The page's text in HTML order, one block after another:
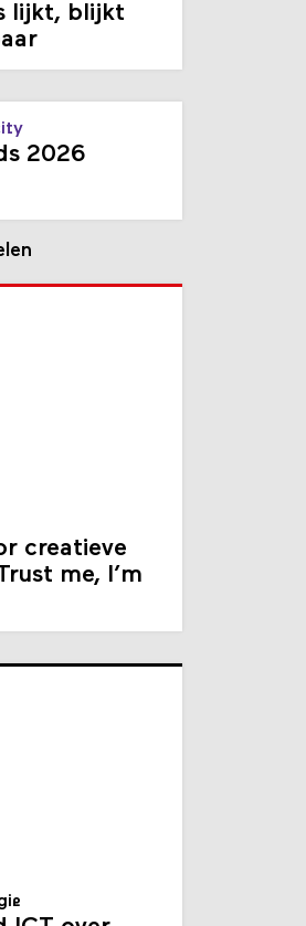
lijkt, blijkt
2026
creatieve
me, I’m